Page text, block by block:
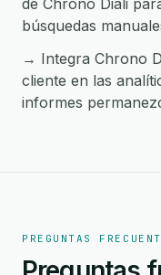
de Chrono Diali
búsquedas
→ Integra Chrono
cliente en las
informes
PREGUNTAS